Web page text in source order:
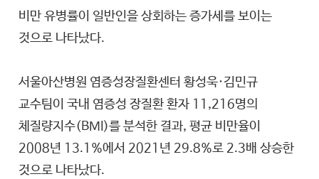
비만 유병률이 일반인을 상회하는 증가세를 보이는
것으로 나타났다.
서울아산병원 염증성장질환센터 황성욱·김민규
교수팀이 국내 염증성 장질환 환자 11,216명의
체질량지수(BMI)를 분석한 결과, 평균 비만율이
2008년 13.1%에서 2021년 29.8%로 2.3배 상승한
것으로 나타났다.